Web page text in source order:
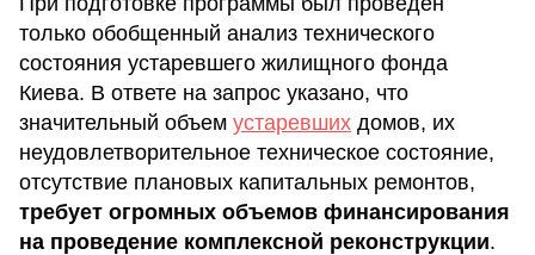
только обобщенный анализ технического
состояния устаревшего жилищного фонда
Киева. В ответе на запрос указано, что
значительный объем устаревших домов, их
неудовлетворительное техническое состояние,
отсутствие плановых капитальных ремонтов,
требует огромных объемов финансирования
на проведение комплексной реконструкции.